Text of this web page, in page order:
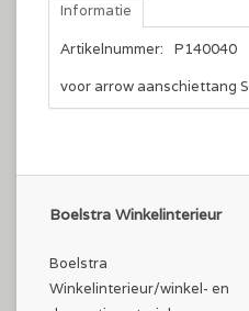
Informatie
Artikelnummer:
P140040
voor arrow aanschiettang S
Boelstra Winkelinterieur
Boelstra
Winkelinterieur/winkel- en